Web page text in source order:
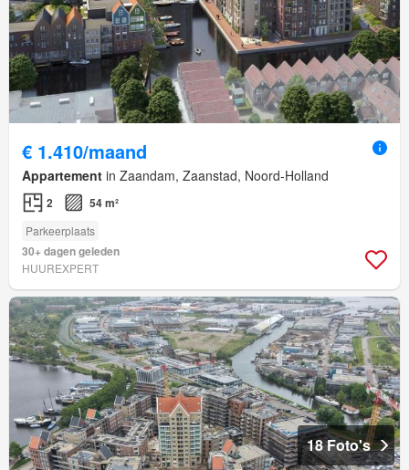
€ 1.410/maand
Appartement in Zaandam, Zaanstad, Noord-Holland
2 54 m²
Parkeerplaats
30+ dagen geleden
HUUREXPERT
18 Foto's